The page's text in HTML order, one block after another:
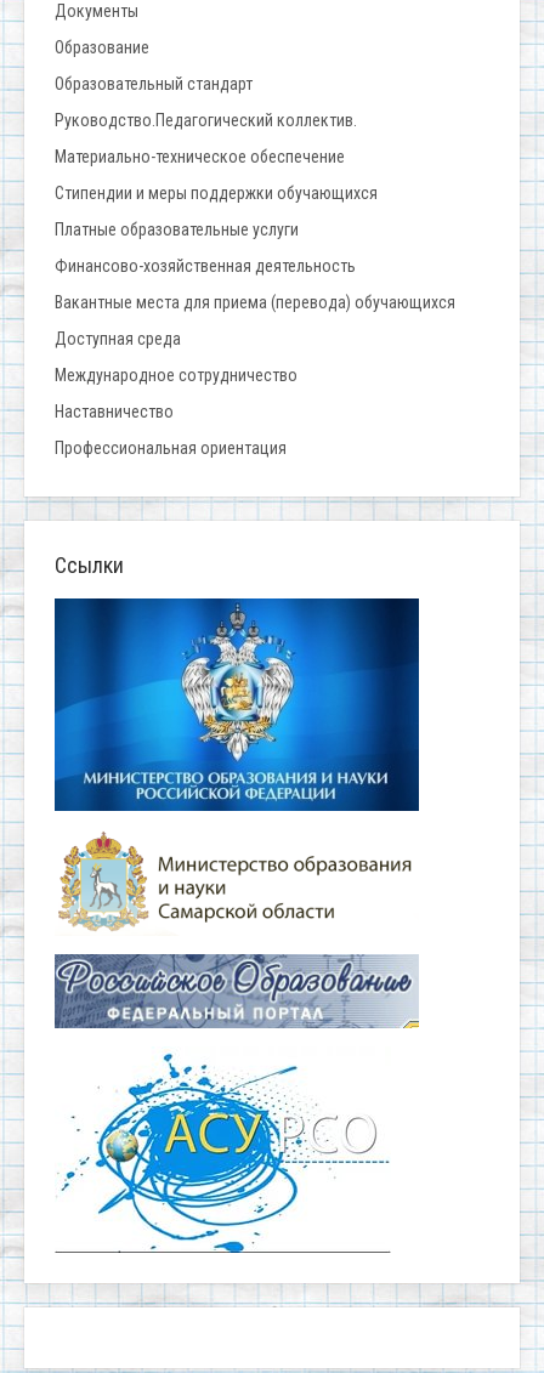
Документы
Образование
Образовательный стандарт
Руководство.Педагогический коллектив.
Материально-техническое обеспечение
Стипендии и меры поддержки обучающихся
Платные образовательные услуги
Финансово-хозяйственная деятельность
Вакантные места для приема (перевода) обучающихся
Доступная среда
Международное сотрудничество
Наставничество
Профессиональная ориентация
Ссылки